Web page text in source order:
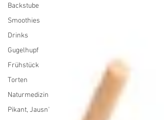
Backstube
Smoothies
Drinks
Gugelhupf
Frühstück
Torten
Naturmedizin
Pikant, Jausn'